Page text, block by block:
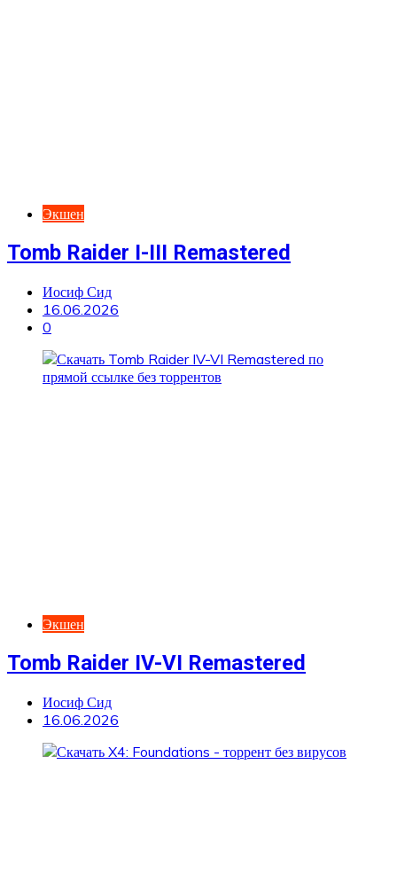
Экшен
Tomb Raider I-III Remastered
Иосиф Сид
16.06.2026
0
Экшен
Tomb Raider IV-VI Remastered
Иосиф Сид
16.06.2026